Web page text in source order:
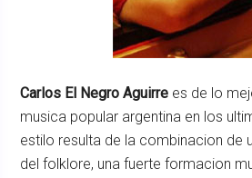
Carlos El Negro Aguirre es de lo
musica popular argentina en los
estilo resulta de la combinacion de
del folklore, una fuerte formacion